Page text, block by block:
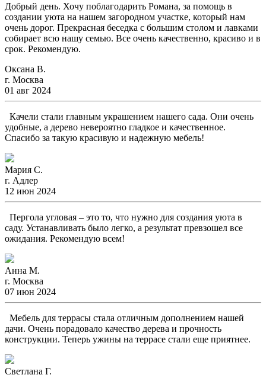
Добрый день. Хочу поблагодарить Романа, за помощь в
создании уюта на нашем загородном участке, который нам
очень дорог. Прекрасная беседка с большим столом и лавками
собирает всю нашу семью. Все очень качественно, красиво и в
срок. Рекомендую.
Оксана В.
г. Москва
01 авг 2024
Качели стали главным украшением нашего сада. Они очень
удобные, а дерево невероятно гладкое и качественное.
Спасибо за такую красивую и надежную мебель!
Мария С.
г. Адлер
12 июн 2024
Пергола угловая – это то, что нужно для создания уюта в
саду. Устанавливать было легко, а результат превзошел все
ожидания. Рекомендую всем!
Анна М.
г. Москва
07 июн 2024
Мебель для террасы стала отличным дополнением нашей
дачи. Очень порадовало качество дерева и прочность
конструкции. Теперь ужины на террасе стали еще приятнее.
Светлана Г.